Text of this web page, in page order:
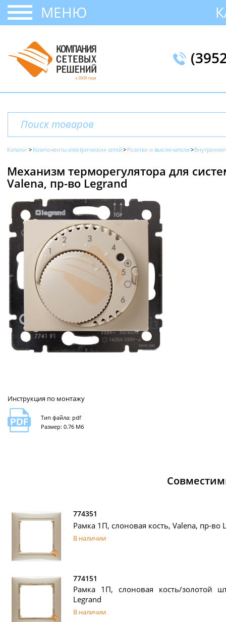
МЕНЮ
Каталог Компоненты электрических сетей Розетки и выключатели
Механизм терморегулятора для
Valena, пр-во Legrand
Инструкция по монтажу
Тип файла: pdf
Размер: 0.76 Мб
774351
Рамка 1П, слоновая кость, Valena, пр-во
В наличии
774151
Рамка 1П, слоновая кость/золотой
Legrand
В наличии